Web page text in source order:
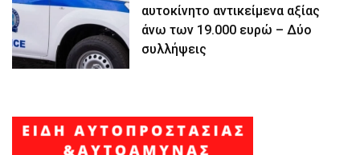
αυτοκίνητο αντικείμενα αξίας
άνω των 19.000 ευρώ – Δύο
συλλήψεις